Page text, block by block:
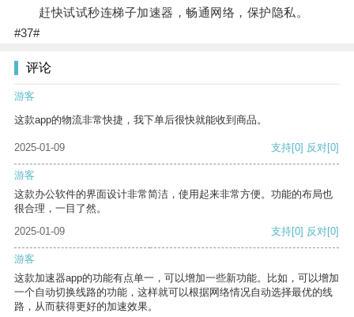
赶快试试秒连梯子加速器，畅通网络，保护隐私。
#37#
评论
游客
这款app的物流非常快捷，我下单后很快就能收到商品。
2025-01-09 支持[0] 反对[0]
游客
这款办公软件的界面设计非常简洁，使用起来非常方便。功能的布局也
很合理，一目了然。
2025-01-09
支持[0] 反对[0]
游客
这款加速器app的功能有点单一，可以增加一些新功能。比如，可以增加
一个自动切换线路的功能，这样就可以根据网络情况自动选择最优的线
路，从而获得更好的加速效果。